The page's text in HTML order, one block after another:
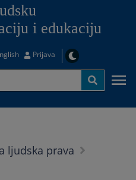
i edukaciju
Prijava
ljudska prava